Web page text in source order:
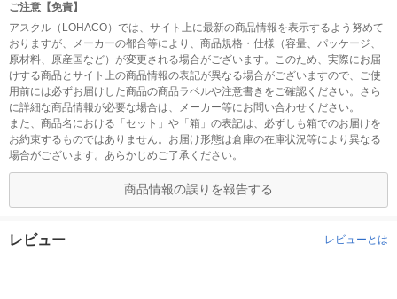
ご注意【免責】
アスクル（LOHACO）では、サイト上に最新の商品情報を表示するよう努めて
おりますが、メーカーの都合等により、商品規格・仕様（容量、パッケージ、
原材料、原産国など）が変更される場合がございます。このため、実際にお届
けする商品とサイト上の商品情報の表記が異なる場合がございますので、ご使
用前には必ずお届けした商品の商品ラベルや注意書きをご確認ください。さら
に詳細な商品情報が必要な場合は、メーカー等にお問い合わせください。
また、商品名における「セット」や「箱」の表記は、必ずしも箱でのお届けを
お約束するものではありません。お届け形態は倉庫の在庫状況等により異なる
場合がございます。あらかじめご了承ください。
商品情報の誤りを報告する
レビュー レビューとは